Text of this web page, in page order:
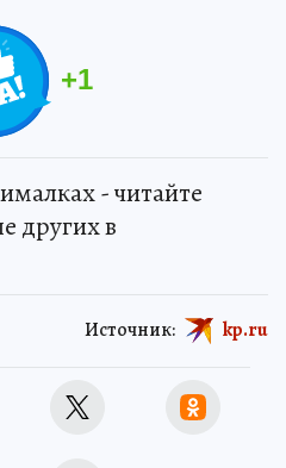
+1
- читайте
других в
Источник: kp.ru